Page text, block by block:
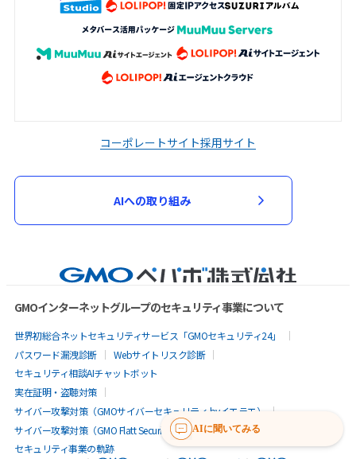
コーポレートサイト採用サイト
AIへの取り組み
GMOインターネットグループのセキュリティ事業について
世界初総合ネットセキュリティサービス「GMOセキュリティ24」
パスワード漏洩診断
Webサイトリスク診断
セキュリティ相談AIチャットボット
実在証明・盗聴対策
サイバー攻撃対策（GMOサイバーセキュリティ byイエラエ）
サイバー攻撃対策（GMO Flatt Security）
なりすまし対策
セキュリティ事業の軌跡
AIに聞いてみる